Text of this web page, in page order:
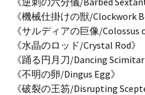
《機械仕掛けの獣/Clockwork
《サルディアの巨像/Colossus
《水晶のロッド/Crystal Rod》
《踊る円月刀/Dancing Scimitar
《不明の卵/Dingus Egg》
《破裂の王笏/Disrupting